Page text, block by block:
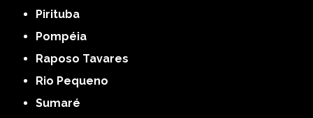
Pirituba
Pompéia
Raposo Tavares
Rio Pequeno
Sumaré